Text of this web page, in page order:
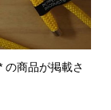
商品が掲載さ